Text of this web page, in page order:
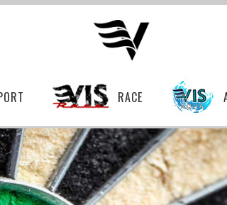
RACE